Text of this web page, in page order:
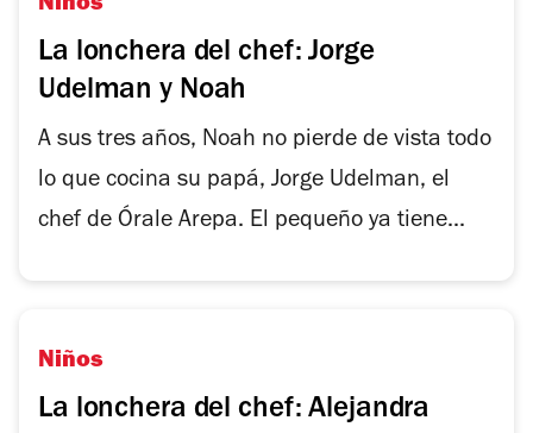
Niños
La lonchera del chef: Jorge
Udelman y Noah
A sus tres años, Noah no pierde de vista todo
lo que cocina su papá, Jorge Udelman, el
chef de Órale Arepa. El pequeño ya tiene...
Niños
La lonchera del chef: Alejandra